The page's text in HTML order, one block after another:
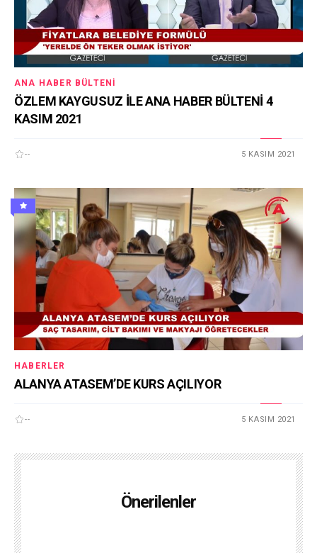
ANA HABER BÜLTENI
ÖZLEM KAYGUSUZ İLE ANA HABER BÜLTENİ 4
KASIM 2021
-- 5 KASIM 2021
HABERLER
ALANYA ATASEM’DE KURS AÇILIYOR
-- 5 KASIM 2021
Önerilenler